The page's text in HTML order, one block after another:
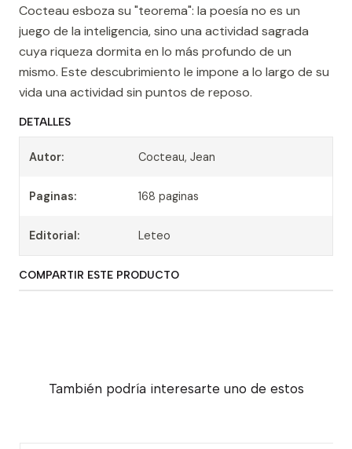
Cocteau esboza su "teorema": la poesía no es un
juego de la inteligencia, sino una actividad sagrada
cuya riqueza dormita en lo más profundo de un
mismo. Este descubrimiento le impone a lo largo de su
vida una actividad sin puntos de reposo.
DETALLES
Autor: Cocteau, Jean
Paginas: 168 paginas
Editorial: Leteo
COMPARTIR ESTE PRODUCTO
También podría interesarte uno de estos